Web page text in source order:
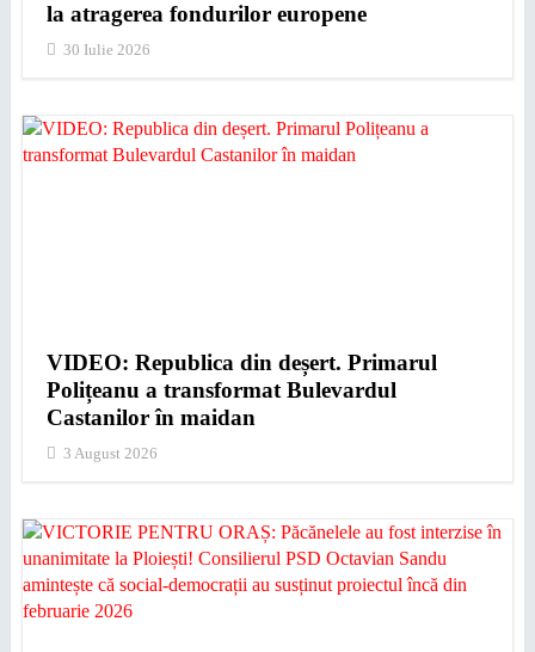
la atragerea fondurilor europene
30 Iulie 2026
VIDEO: Republica din deșert. Primarul
Polițeanu a transformat Bulevardul
Castanilor în maidan
3 August 2026